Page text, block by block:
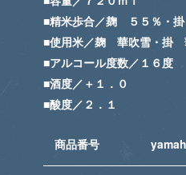
■精米歩合／麹 ５５％・
■使用米／麹 華吹雪・掛
■アルコール度数／１６度
■酒度／＋１．０
■酸度／２．１
商品番号